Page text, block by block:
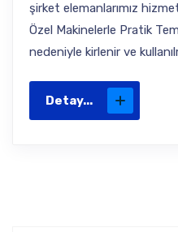
şirket elemanlarımız
Özel Makinelerle Pratik
nedeniyle kirlenir ve
Detay...